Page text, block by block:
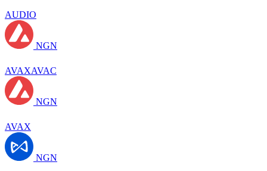
AUDIO
NGN
AVAXAVAC
NGN
AVAX
NGN